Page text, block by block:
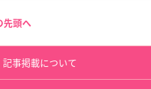
先頭へ
記事掲載について